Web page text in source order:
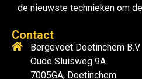
de nieuwste technieken om
Contact
Bergevoet Doetinchem B.V.
Oude Sluisweg 9A
7005GA, Doetinchem